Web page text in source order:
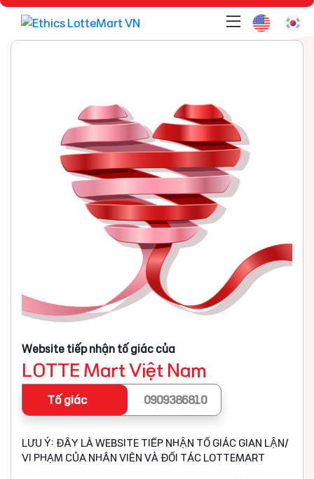
Website tiếp nhận tố giác của
LOTTE Mart Việt Nam
Tố giác 0909386810
LƯU Ý: ĐÂY LÀ WEBSITE TIẾP NHẬN TỐ GIÁC GIAN LẬN/
VI PHẠM CỦA NHÂN VIÊN VÀ ĐỐI TÁC LOTTEMART